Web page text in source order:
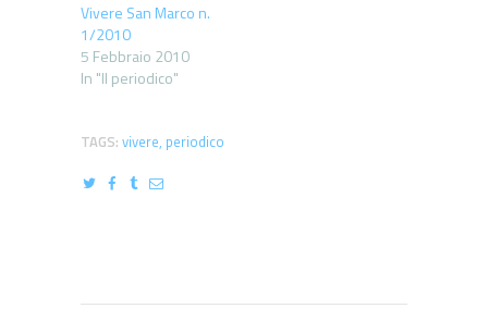
Vivere San Marco n.
1/2010
5 Febbraio 2010
In "Il periodico"
TAGS: vivere, periodico